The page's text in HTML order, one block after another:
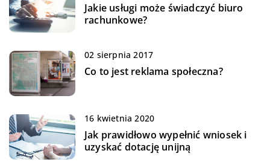
Jakie usługi może świadczyć biuro
rachunkowe?
02 sierpnia 2017
Co to jest reklama społeczna?
16 kwietnia 2020
Jak prawidłowo wypełnić wniosek i
uzyskać dotację unijną